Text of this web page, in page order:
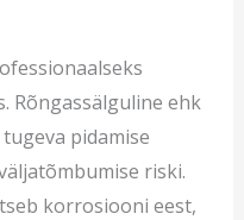
Rõngassälguline ehk
pidamise
riski.
korrosiooni eest,